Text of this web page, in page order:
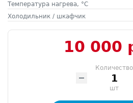
Температура нагрева, °C
Холодильник / шкафчик
10 000
Количество
шт